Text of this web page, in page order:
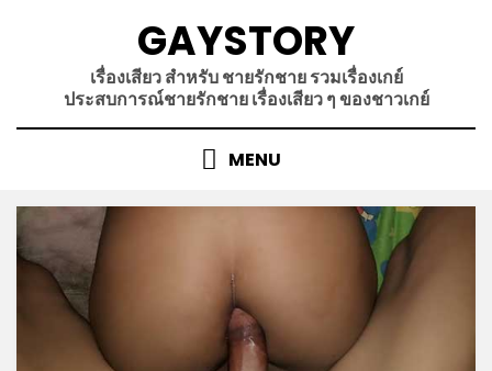
GAYSTORY
เรื่องเสียว สำหรับ ชายรักชาย รวมเรื่องเกย์
ประสบการณ์ชายรักชาย เรื่องเสียว ๆ ของชาวเกย์
MENU